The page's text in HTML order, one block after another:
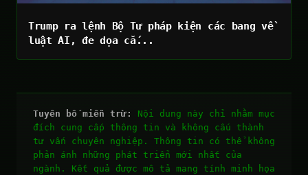
Trump ra lệnh Bộ Tư pháp kiện các bang về
luật AI, đe dọa cắ...
Tuyên bố miễn trừ:
Nội dung này chỉ nhằm mục
đích cung cấp thông tin và không cấu thành
tư vấn chuyên nghiệp. Thông tin có thể không
phản ánh những phát triển mới nhất của
ngành. Kết quả được mô tả mang tính minh họa